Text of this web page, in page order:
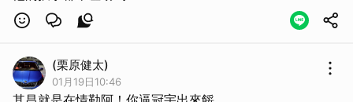
(栗原健太)
01月19日10:46